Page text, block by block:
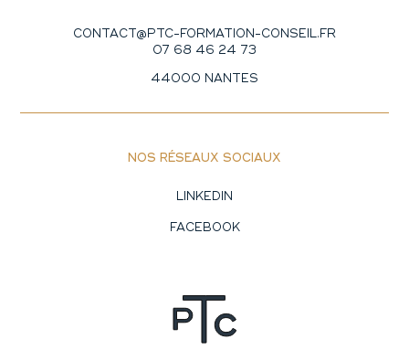
CONTACT@PTC-FORMATION-CONSEIL.FR
07 68 46 24 73
44000 NANTES
NOS RÉSEAUX SOCIAUX
LINKEDIN
FACEBOOK